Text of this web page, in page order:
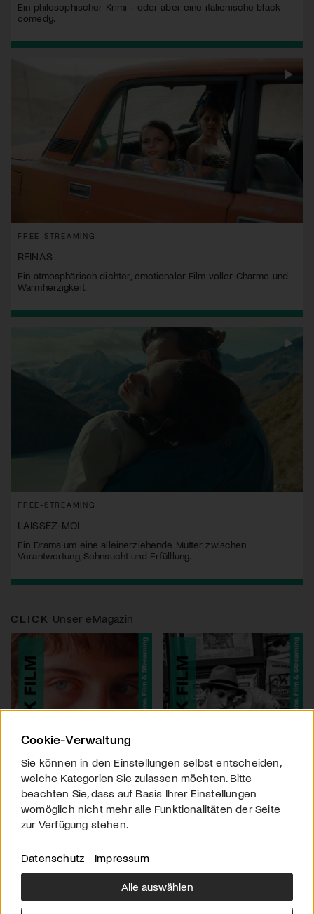
Ein philosophischer Krimi - oder aber eine italienische black
comedy.
FREE-STREAMING
REINAS
Ein atmosphärisch dichter, emotionaler Film voller Charme und
Warmherzigkeit.
FREE-STREAMING
LAISSEZ-MOI
Ein Drama um eine alleinerziehende Mutter zwischen
Verantwortung, Sehnsucht und Erfülllung.
CLICK Unser eMagazin
Über uns Downloads Impressum
Cookie-Verwaltung
Sie können in den Einstellungen selbst entscheiden,
welche Kategorien Sie zulassen möchten. Bitte
beachten Sie, dass auf Basis Ihrer Einstellungen
womöglich nicht mehr alle Funktionalitäten der Seite
zur Verfügung stehen.
Datenschutz Impressum
Alle auswählen